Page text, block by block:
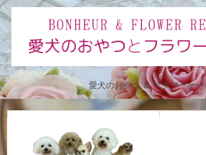
愛犬のおやつ ＆ フラワーケー